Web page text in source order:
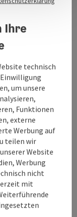
Ihre
technisch
um unsere
Funktionen
externe
Werbung auf
teilen wir
Website
Werbung
nicht
mit